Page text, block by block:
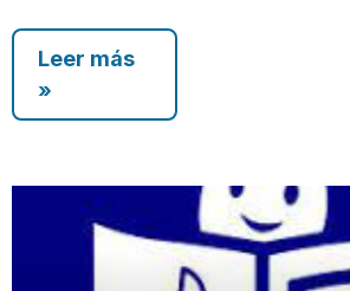
Leer más
»